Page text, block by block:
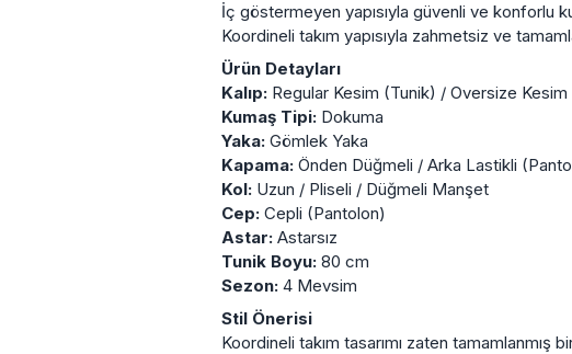
İç göstermeyen yapısıyla güvenli ve konforlu
Koordineli takım yapısıyla zahmetsiz ve
Ürün Detayları
Kalıp: Regular Kesim (Tunik) / Oversize
Kumaş Tipi: Dokuma
Yaka: Gömlek Yaka
Kapama: Önden Düğmeli / Arka Lastikli
Kol: Uzun / Pliseli / Düğmeli Manşet
Cep: Cepli (Pantolon)
Astar: Astarsız
Tunik Boyu: 80 cm
Sezon: 4 Mevsim
Stil Önerisi
Koordineli takım tasarımı zaten